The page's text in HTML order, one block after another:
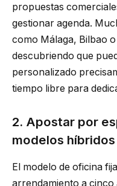
propuestas
gestionar agenda.
como Málaga, Bilbao
descubriendo que
personalizado
tiempo libre para
2. Apostar por
modelos híbridos
El modelo de oficina
arrendamiento a cinco